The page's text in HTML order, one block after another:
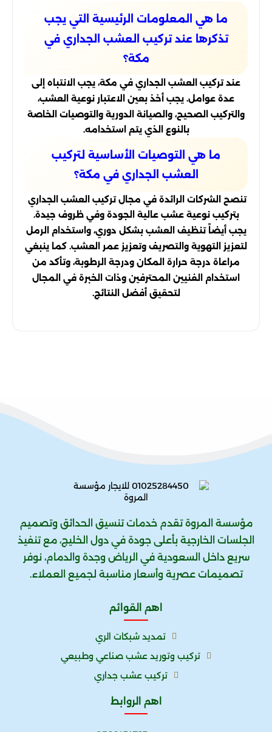
ما هي المعلومات الرئيسية التي يجب
تذكرها عند تركيب العشب الجداري في
مكة؟
عند تركيب العشب الجداري في مكة، يجب الانتباه إلى
عدة عوامل. يجب أخذ بعين الاعتبار نوعية العشب،
والتركيب الصحيح، والصيانة الدورية والتوصيات الخاصة
بالنوع الذي يتم استخدامه.
ما هي التوصيات الأساسية لتركيب
العشب الجداري في مكة؟
تنصح الشركات الرائدة في مجال تركيب العشب الجداري
بتركيب نوعية عشب عالية الجودة وفي ظروف جيدة.
يجب أيضاً تنظيف العشب بشكل دوري، واستخدام الرمل
لتعزيز التهوية والتصريف وتعزيز عمر العشب. كما ينبغي
مراعاة درجة حرارة المكان ودرجة الرطوبة، وتأكد من
استخدام الفنيين المحترفين وذات الخبرة في المجال
لتحقيق أفضل النتائج.
مؤسسة المروة تقدم خدمات تنسيق الحدائق وتصميم
الجلسات الخارجية بأعلى جودة في دول الخليج، مع تنفيذ
سريع داخل السعودية في الرياض وجدة والدمام، نوفر
تصميمات عصرية وأسعار مناسبة لجميع العملاء.
اهم القوائم
تمديد شبكات الري
تركيب وتوريد عشب صناعي وطبيعي
تركيب عشب جداري
اهم الروابط